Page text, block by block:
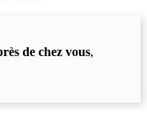
de chez vous,